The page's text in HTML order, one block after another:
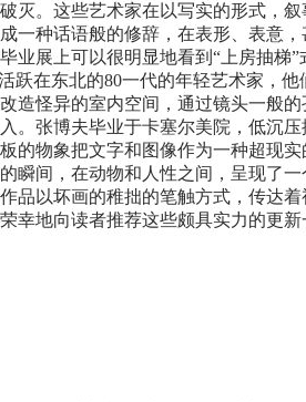
灭。这些艺术家在以写实的形式，
一种话语般的修辞，在表形、表意
业展上可以很明显地看到“上房抽
跃在东北的80一代的年轻艺术家，
造怪异的室内空间，通过镜头一般
。张博夫毕业于卡塞尔美院，低沉
的物象把文字和图像作为一种超现
瞬间，在动物和人性之间，呈现了
品以坏画的稚拙的笔触方式，传达
幸地向读者推荐这些颇具实力的更